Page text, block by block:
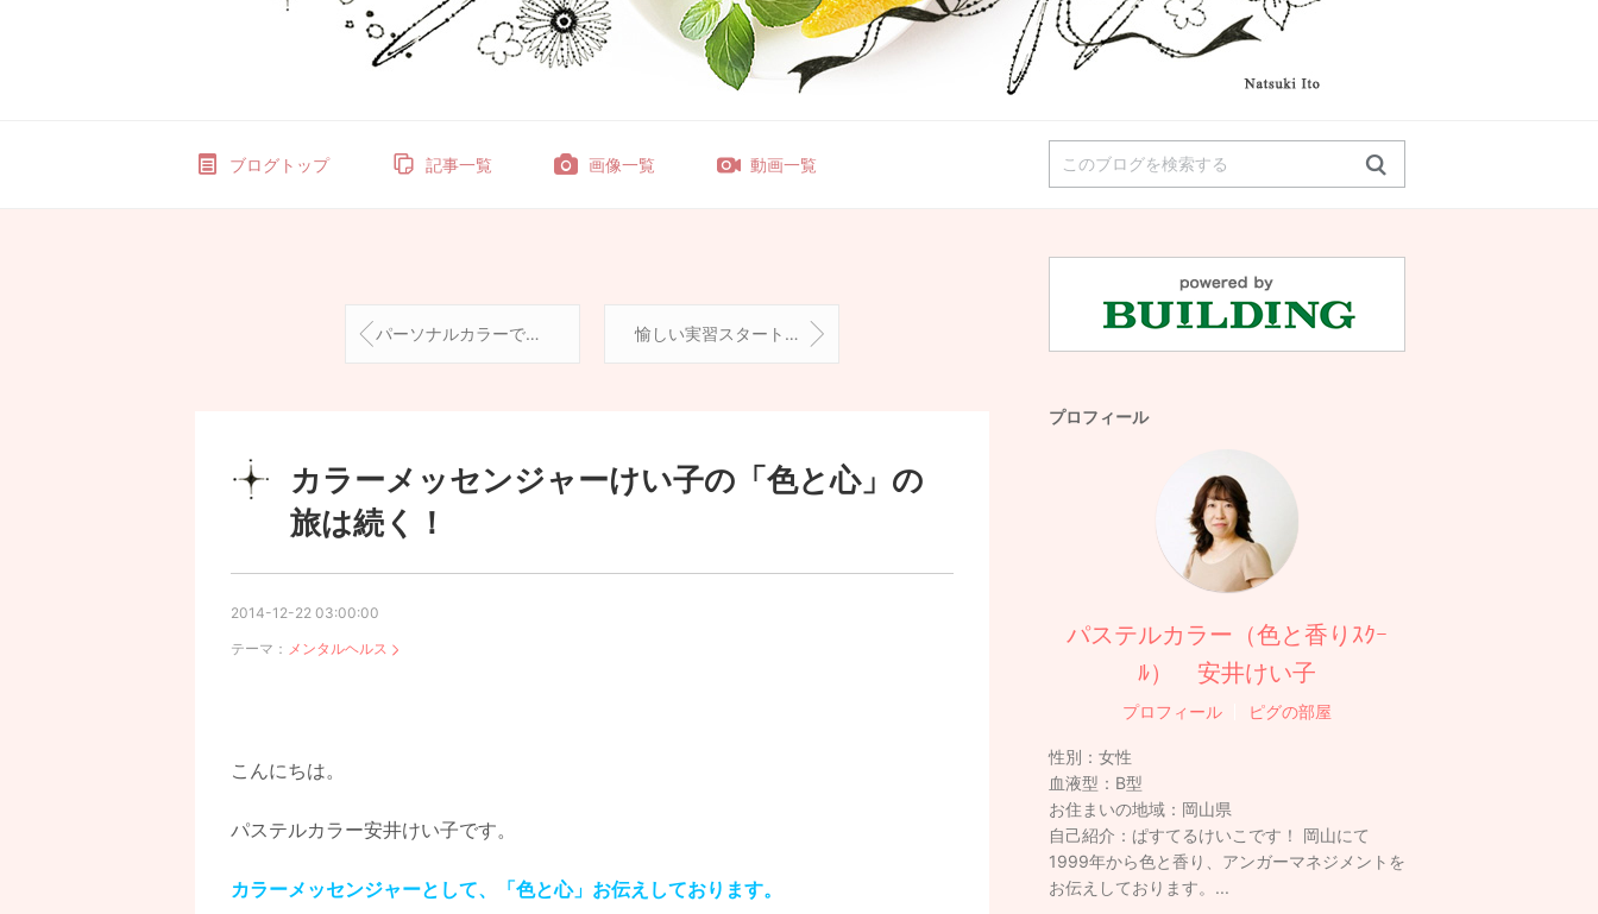
ブログトップ 記事一覧 画像一覧 動画一覧
パーソナルカラーで、自分の魅力＆個性を磨く！ 愉しい実習スタート！＆冬休みもスタート〜！！！
カラーメッセンジャーけい子の「色と心」の
旅は続く！
2014-12-22 03:00:00
テーマ： メンタルヘルス
こんにちは。
パステルカラー安井けい子です。
カラーメッセンジャーとして、「色と心」お伝えしております。
プロフィール
パステルカラー（色と香りｽｸｰ
ﾙ） 安井けい子
プロフィール ピグの部屋
性別： 女性
血液型： B型
お住まいの地域： 岡山県
自己紹介： ぱすてるけいこです！ 岡山にて
1999年から色と香り、アンガーマネジメントを
お伝えしております。...